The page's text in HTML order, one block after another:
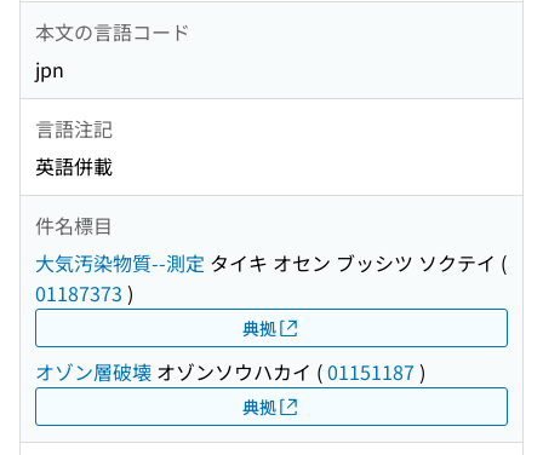
本文の言語コード
jpn
言語注記
英語併載
件名標目
大気汚染物質--測定 タイキ オセン ブッシツ ソクテイ (
01187373 )
典拠
オゾン層破壊 オゾンソウハカイ (01151187 )
典拠